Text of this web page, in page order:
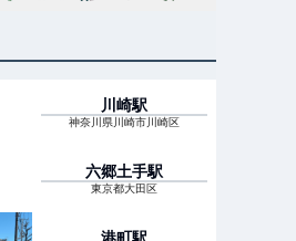
川崎駅
神奈川県川崎市川崎区
六郷土手駅
東京都大田区